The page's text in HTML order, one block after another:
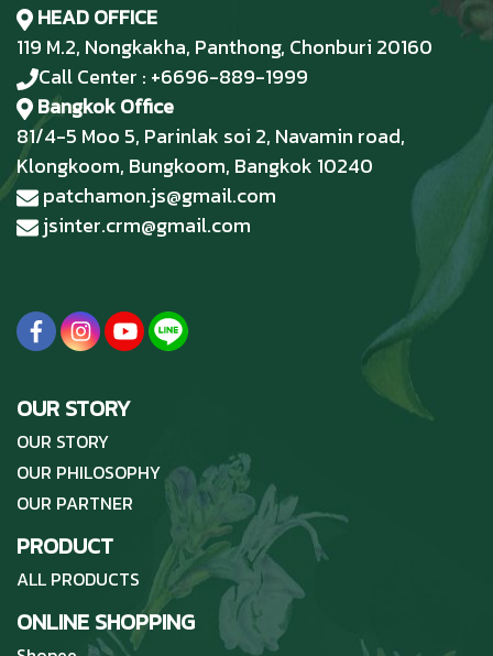
HEAD OFFICE
119 M.2, Nongkakha, Panthong, Chonburi 20160
Call Center : +6696-889-1999
Bangkok Office
81/4-5 Moo 5, Parinlak soi 2, Navamin road,
Klongkoom, Bungkoom, Bangkok 10240
patchamon.js@gmail.com
jsinter.crm@gmail.com
OUR STORY
OUR STORY
OUR PHILOSOPHY
OUR PARTNER
PRODUCT
ALL PRODUCTS
ONLINE SHOPPING